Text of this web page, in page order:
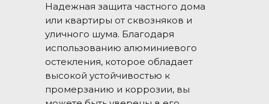
Надежная защита частного дома
или квартиры от сквозняков и
уличного шума. Благодаря
использованию алюминиевого
остекления, которое обладает
высокой устойчивостью к
промерзанию и коррозии, вы